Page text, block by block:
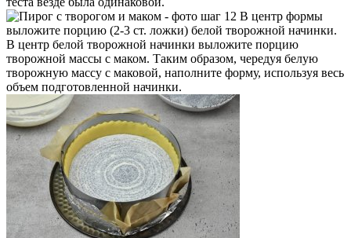
В центр формы
выложите порцию (2-3 ст. ложки) белой творожной начинки.
В центр белой творожной начинки выложите порцию
творожной массы с маком. Таким образом, чередуя белую
творожную массу с маковой, наполните форму, используя весь
объем подготовленной начинки.